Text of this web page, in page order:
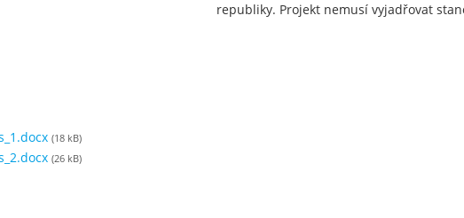
republiky. Projekt nemusí vyjadřovat
(18 kB)
(26 kB)